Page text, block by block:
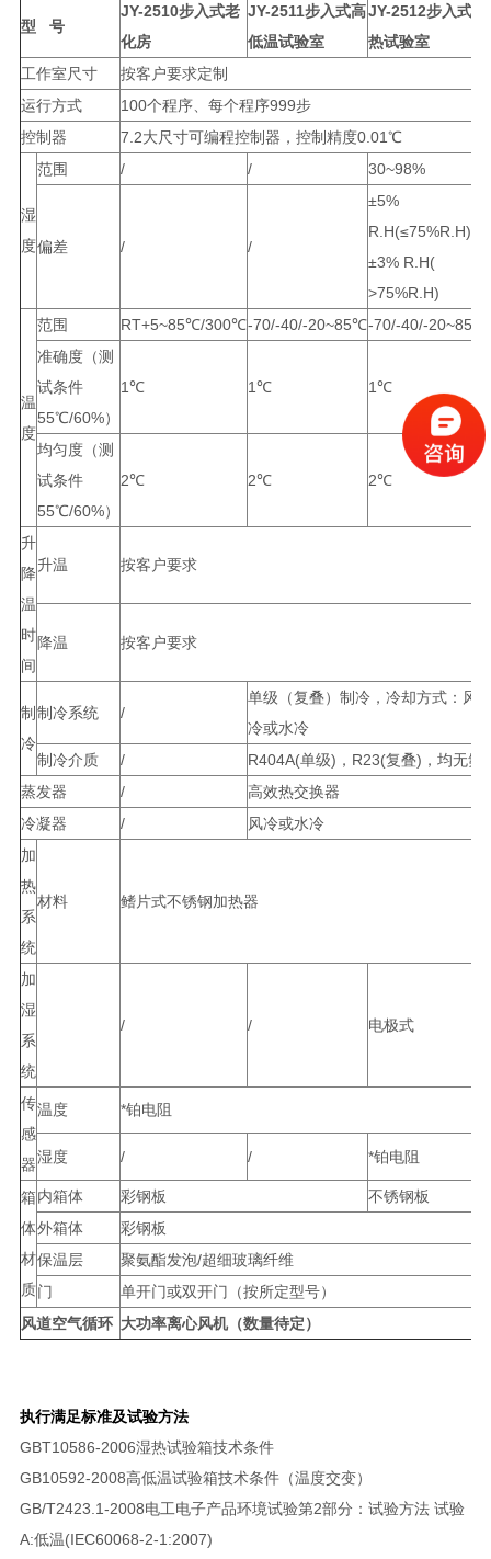
型 号
JY-2510步入式老
化房
JY-2511步入式高
低温试验室
JY-2512步入式湿
热试验室
工作室尺寸
按客户要求定制
运行方式
100个程序、每个程序999步
控制器
7.2大尺寸可编程控制器，控制精度0.01℃
湿
度
范围 / / 30~98%
偏差 / /
±5%
R.H(≤75%R.H)
±3% R.H(
>75%R.H)
温
度
范围 RT+5~85℃/300℃-70/-40/-20~85℃-70/-40/-20~85℃
准确度（测
试条件
55℃/60%）
1℃ 1℃ 1℃
均匀度（测
试条件
55℃/60%）
2℃ 2℃ 2℃
升
降
温
时
间
升温 按客户要求
降温 按客户要求
制
冷
制冷系统 /
单级（复叠）制冷，冷却方式：风
冷或水冷
制冷介质
/
R404A(单级)，R23(复叠)，均无氟
蒸发器
/
高效热交换器
冷凝器
/
风冷或水冷
加
热
系
统
材料 鳍片式不锈钢加热器
加
湿
系
统
/ / 电极式
传
感
器
温度 *铂电阻
湿度 / / *铂电阻
箱
体
材
质
内箱体 彩钢板
不锈钢板
外箱体
彩钢板
保温层
聚氨酯发泡/超细玻璃纤维
门
单开门或双开门（按所定型号）
风道空气循环 大功率离心风机（数量待定）
执行满足标准及试验方法
GBT10586-2006湿热试验箱技术条件
GB10592-2008高低温试验箱技术条件（温度交变）
GB/T2423.1-2008电工电子产品环境试验第2部分：试验方法 试验
A:低温(IEC60068-2-1:2007)